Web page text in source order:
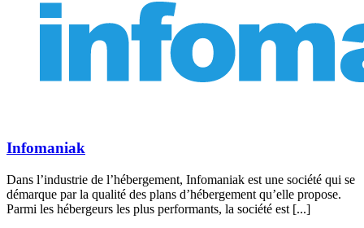
Infomaniak
Dans l’industrie de l’hébergement, Infomaniak est une société qui se
démarque par la qualité des plans d’hébergement qu’elle propose.
Parmi les hébergeurs les plus performants, la société est [...]